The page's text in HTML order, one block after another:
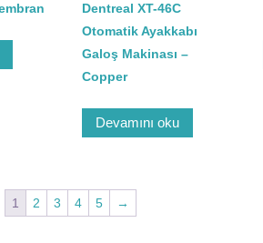
Dentreal XT-46C
Otomatik Ayakkabı
Galoş Makinası –
Copper
Devamını oku
1 2 3 4 5 →